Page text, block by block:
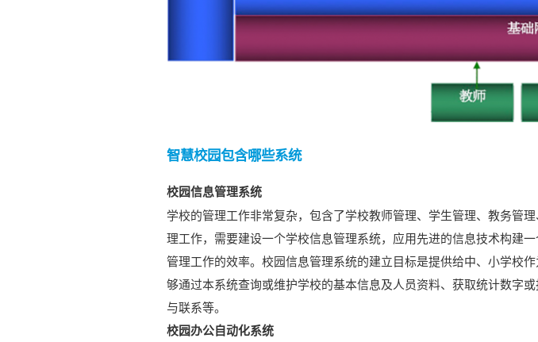
智慧校园包含哪些系统
校园信息管理系统
学校的管理工作非常复杂，包含了学校教师管理、学生管理、教务管
理工作，需要建设一个学校信息管理系统，应用先进的信息技术构建
管理工作的效率。校园信息管理系统的建立目标是提供给中、小学校
够通过本系统查询或维护学校的基本信息及人员资料、获取统计数字
与联系等。
校园办公自动化系统